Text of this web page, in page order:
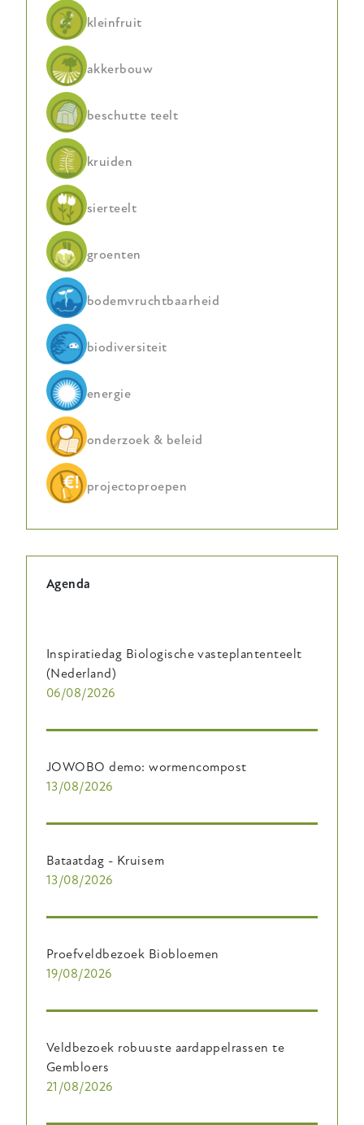
kleinfruit
akkerbouw
beschutte teelt
kruiden
sierteelt
groenten
bodemvruchtbaarheid
biodiversiteit
energie
onderzoek & beleid
projectoproepen
Agenda
Inspiratiedag Biologische vasteplantenteelt
(Nederland)
06/08/2026
JOWOBO demo: wormencompost
13/08/2026
Bataatdag - Kruisem
13/08/2026
Proefveldbezoek Biobloemen
19/08/2026
Veldbezoek robuuste aardappelrassen te
Gembloers
21/08/2026